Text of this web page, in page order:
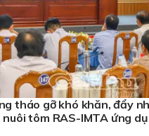
tháo gỡ khó khăn, đẩy
nuôi tôm RAS-IMTA ứng